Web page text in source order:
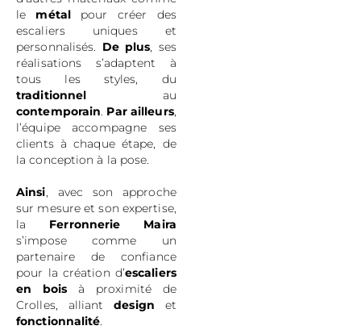
le métalpour créer des
escaliers uniques et
personnalisés. De plus, ses
réalisations s’adaptent à
tous les styles, du
traditionnel au
contemporain. Par ailleurs,
l’équipe accompagne ses
clients à chaque étape, de
la conception à la pose.
Ainsi, avec son approche
sur mesure et son expertise,
la Ferronnerie Maira
s’impose comme un
partenaire de confiance
pour la création d’escaliers
en bois à proximité de
Crolles, alliantdesign et
fonctionnalité.